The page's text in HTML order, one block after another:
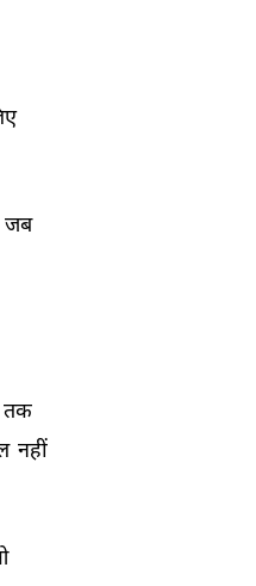
जब
तक
नहीं